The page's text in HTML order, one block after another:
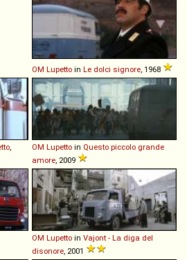
OM Lupetto in Le dolci signore , 1968
OM Lupetto in Questo piccolo grande
amore , 2009
OM Lupetto in Vajont - La diga del
disonore , 2001